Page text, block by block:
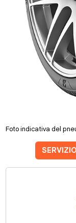
Foto indicativa del